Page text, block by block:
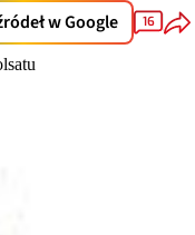
w Google 16